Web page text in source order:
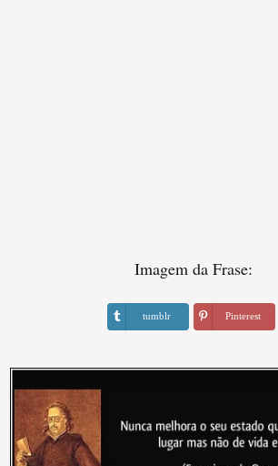
Imagem da Frase:
tumblr Pinterest